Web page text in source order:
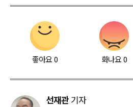
좋아요0 화나요0
선재관 기자